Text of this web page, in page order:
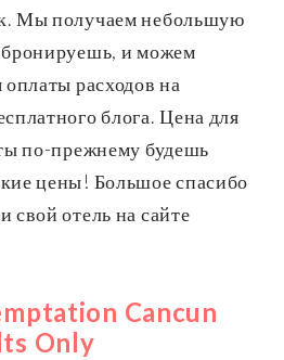
Мы получаем небольшую
и можем
оплаты расходов на
блога. Цена для
по-прежнему будешь
цены! Большое спасибо
свой отель на сайте
Cancun
Only